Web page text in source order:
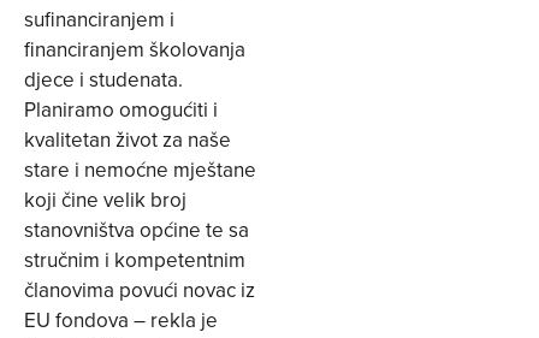
sufinanciranjem i
financiranjem školovanja
djece i studenata.
Planiramo omogućiti i
kvalitetan život za naše
stare i nemoćne mještane
koji čine velik broj
stanovništva općine te sa
stručnim i kompetentnim
članovima povući novac iz
EU fondova – rekla je